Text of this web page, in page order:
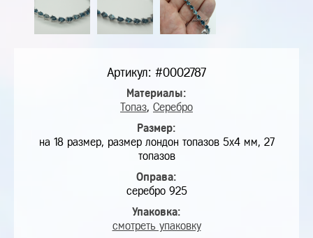
Артикул: #0002787
Материалы:
Топаз, Серебро
Размер:
на 18 размер, размер лондон топазов 5х4 мм, 27
топазов
Оправа:
серебро 925
Упаковка:
смотреть упаковку